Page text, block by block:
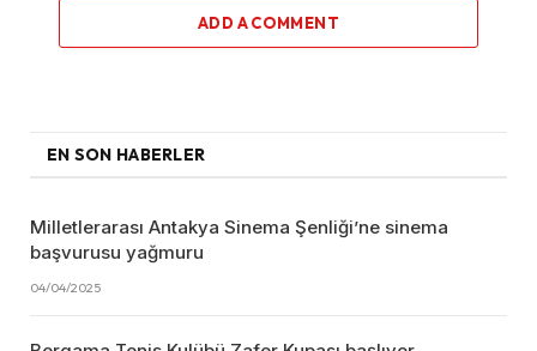
ADD A COMMENT
EN SON HABERLER
Milletlerarası Antakya Sinema Şenliği’ne sinema
başvurusu yağmuru
04/04/2025